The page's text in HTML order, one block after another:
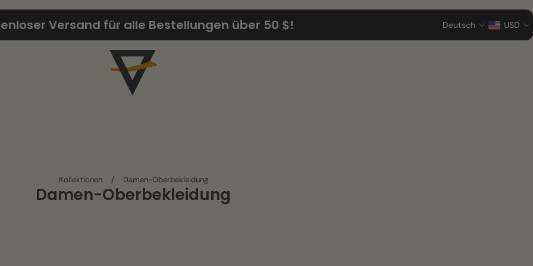
Versand für alle Bestellungen über 50 $! Deutsch USD
Kollektionen / Damen-Oberbekleidung
Damen-Oberbekleidung